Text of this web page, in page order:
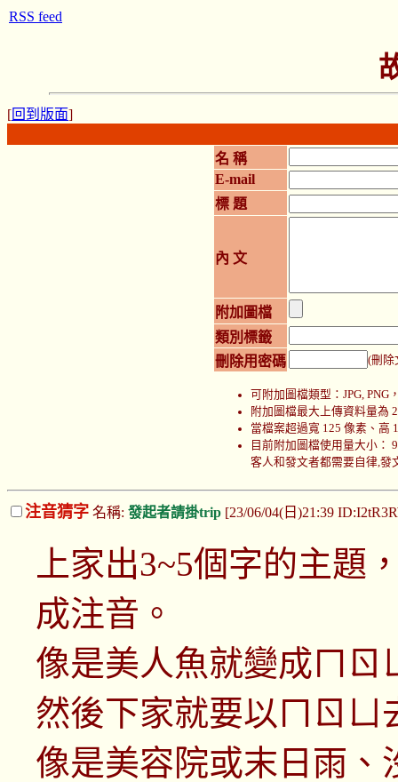
[回到版面]
名 稱
E-mail
標 題
內 文
附加圖檔
類別標籤
刪除用密碼
(刪除
可附加圖檔類型：JPG, PNG
附加圖檔最大上傳資料量為
當檔案超過寬 125 像素、高
目前附加圖檔使用量大小：
客人和發文者都需要自律,發
注音猜字 名稱: 發起者請掛trip [23/06/04(日)21:39
上家出3~5個字的主題
成注音。
像是美人魚就變成ㄇㄖ
然後下家就要以ㄇㄖㄩ
像是美容院或末日雨、
RSS feed